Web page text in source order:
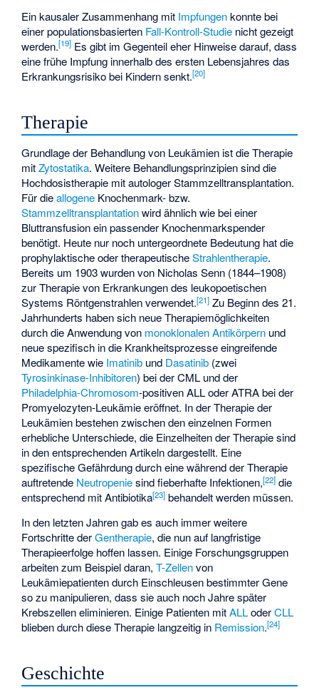
Ein kausaler Zusammenhang mit Impfungenkonnte bei
einer populationsbasierten Fall-Kontroll-Studie nicht gezeigt
werden.[19] Es gibt im Gegenteil eher Hinweise darauf, dass
eine frühe Impfung innerhalb des ersten Lebensjahres das
Erkrankungsrisiko bei Kindern senkt.[20]
Therapie
Grundlage der Behandlung von Leukämien ist die Therapie
mitZytostatika. Weitere Behandlungsprinzipien sind die
Hochdosistherapie mit autologer Stammzelltransplantation.
Für dieallogene Knochenmark- bzw.
Stammzelltransplantationwird ähnlich wie bei einer
Bluttransfusion ein passender Knochenmarkspender
benötigt. Heute nur noch untergeordnete Bedeutung hat die
prophylaktische oder therapeutischeStrahlentherapie.
Bereits um 1903 wurden von Nicholas Senn (1844–1908)
zur Therapie von Erkrankungen des leukopoetischen
Systems Röntgenstrahlen verwendet.[21] Zu Beginn des 21.
Jahrhunderts haben sich neue Therapiemöglichkeiten
durch die Anwendung von monoklonalen Antikörpern und
neue spezifisch in die Krankheitsprozesse eingreifende
Medikamente wie Imatinib und Dasatinib (zwei
Tyrosinkinase-Inhibitoren) bei der CML und der
Philadelphia-Chromosom-positiven ALL oderATRAbei der
Promyelozyten-Leukämie eröffnet. In der Therapie der
Leukämien bestehen zwischen den einzelnen Formen
erhebliche Unterschiede, die Einzelheiten der Therapie sind
in den entsprechenden Artikeln dargestellt. Eine
spezifische Gefährdung durch eine während der Therapie
auftretende Neutropeniesind fieberhafte Infektionen,[22] die
entsprechend mit Antibiotika[23] behandelt werden müssen.
In den letzten Jahren gab es auch immer weitere
Fortschritte derGentherapie, die nun auf langfristige
Therapieerfolge hoffen lassen. Einige Forschungsgruppen
arbeiten zum Beispiel daran,T-Zellenvon
Leukämiepatienten durch Einschleusen bestimmter Gene
so zu manipulieren, dass sie auch noch Jahre später
Krebszellen eliminieren. Einige Patienten mitALLoderCLL
blieben durch diese Therapie langzeitig in Remission.[24]
Geschichte